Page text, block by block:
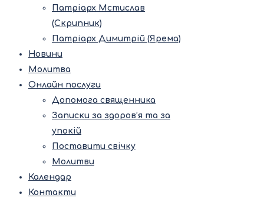
Патріарх Мстислав
(Скрипник)
Патріарх Димитрій (Ярема)
Новини
Молитва
Онлайн послуги
Допомога священника
Записки за здоров’я та за
упокій
Поставити свічку
Молитви
Календар
Контакти